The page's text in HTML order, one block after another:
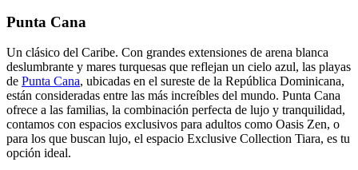
Punta Cana
Un clásico del Caribe. Con grandes extensiones de arena blanca
deslumbrante y mares turquesas que reflejan un cielo azul, las playas
de Punta Cana, ubicadas en el sureste de la República Dominicana,
están consideradas entre las más increíbles del mundo. Punta Cana
ofrece a las familias, la combinación perfecta de lujo y tranquilidad,
contamos con espacios exclusivos para adultos como Oasis Zen, o
para los que buscan lujo, el espacio Exclusive Collection Tiara, es tu
opción ideal.